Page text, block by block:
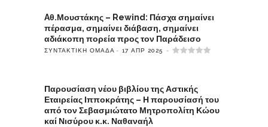
Aθ.Μουστάκης – Rewind: Πάσχα σημαίνει
πέρασμα, σημαίνει διάβαση, σημαίνει
αδιάκοπη πορεία προς τον Παράδεισο
ΣΥΝΤΑΚΤΙΚΉ ΟΜΆΔΑ 17 ΑΠΡ 2025
Παρουσίαση νέου βιβλίου της Αστικής
Εταιρείας Ιπποκράτης – Η παρουσίασή του
από τον Σεβασμιώτατο Μητροπολίτη Κώου
καί Νισύρου κ.κ. Ναθαναήλ